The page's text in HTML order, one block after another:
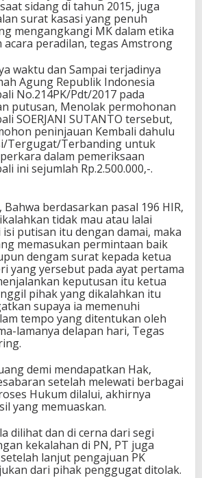
sidang di tahun 2015, juga
surat kasasi yang penuh
mengangkangi MK dalam etika
peradilan, tegas Amstrong
waktu dan Sampai terjadinya
Agung Republik Indonesia
No.214PK/Pdt/2017 pada
putusan, Menolak permohonan
SOERJANI SUTANTO tersebut,
peninjauan Kembali dahulu
Tergugat/Terbanding untuk
dalam pemeriksaan
ini sejumlah Rp.2.500.000,-.
berdasarkan pasal 196 HIR,
tidak mau atau lalai
putisan itu dengan damai, maka
memasukan permintaan baik
dengam surat kepada ketua
yang yersebut pada ayat pertama
keputusan itu ketua
pihak yang dikalahkan itu
supaya ia memenuhi
tempo yang ditentukan oleh
lamanya delapan hari, Tegas
demi mendapatkan Hak,
setelah melewati berbagai
Hukum dilalui, akhirnya
yang memuaskan.
dilihat dan di cerna dari segi
kekalahan di PN, PT juga
lanjut pengajuan PK
dari pihak penggugat ditolak.